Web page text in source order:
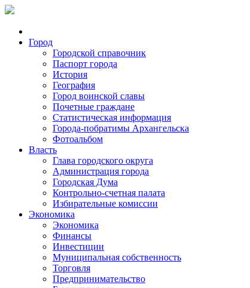
Город
Городской справочник
Паспорт города
История
География
Город воинской славы
Почетные граждане
Статистическая информация
Города-побратимы Архангельска
Фотоальбом
Власть
Глава городского округа
Администрация города
Городская Дума
Контрольно-счетная палата
Избирательные комиссии
Экономика
Экономика
Финансы
Инвестиции
Муниципальная собственность
Торговля
Предпринимательство